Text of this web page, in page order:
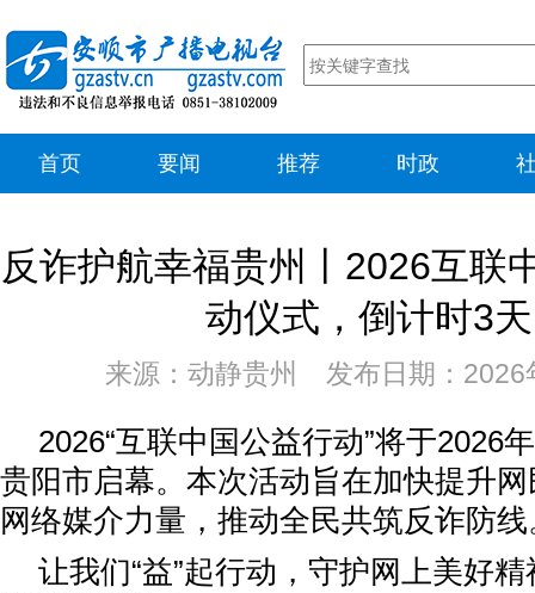
首页 要闻 推荐 时政
反诈护航幸福贵州丨2026互联
动仪式，倒计时3
来源：动静贵州 发布日期：2026
2026“互联中国公益行动”将于2026
贵阳市启幕。本次活动旨在加快提升
网络媒介力量，推动全民共筑反诈防线
让我们“益”起行动，守护网上美好